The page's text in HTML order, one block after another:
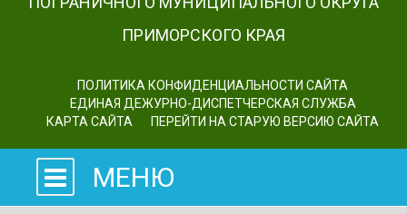
ПРИМОРСКОГО КРАЯ
ПОЛИТИКА КОНФИДЕНЦИАЛЬНОСТИ САЙТА
ЕДИНАЯ ДЕЖУРНО-ДИСПЕТЧЕРСКАЯ СЛУЖБА
КАРТА САЙТА
ПЕРЕЙТИ НА СТАРУЮ ВЕРСИЮ САЙТА
МЕНЮ